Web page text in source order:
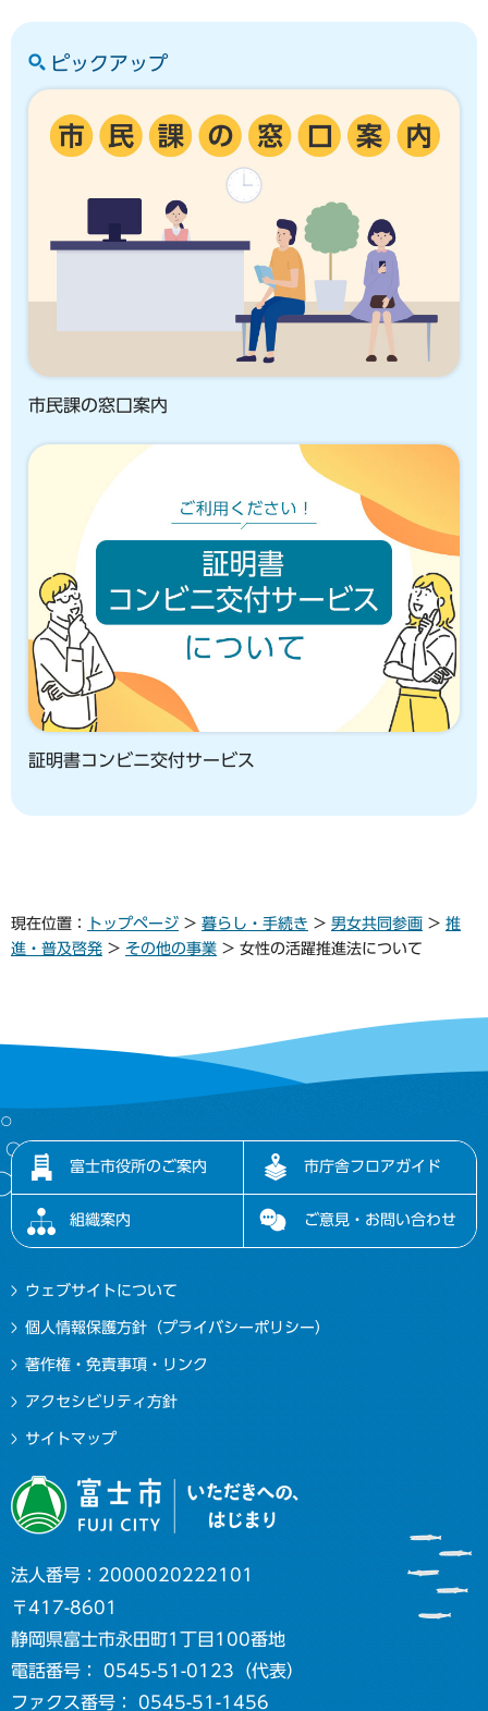
ピックアップ
市民課の窓口案内
証明書コンビニ交付サービス
現在位置： トップページ > 暮らし・手続き > 男女共同参画 > 推
進・普及啓発 > その他の事業 > 女性の活躍推進法について
富士市役所のご案内 市庁舎フロアガイド
組織案内 ご意見・お問い合わせ
ウェブサイトについて
個人情報保護方針（プライバシーポリシー）
著作権・免責事項・リンク
アクセシビリティ方針
サイトマップ
法人番号：2000020222101
〒417-8601
静岡県富士市永田町1丁目100番地
電話番号： 0545-51-0123（代表）
ファクス番号： 0545-51-1456